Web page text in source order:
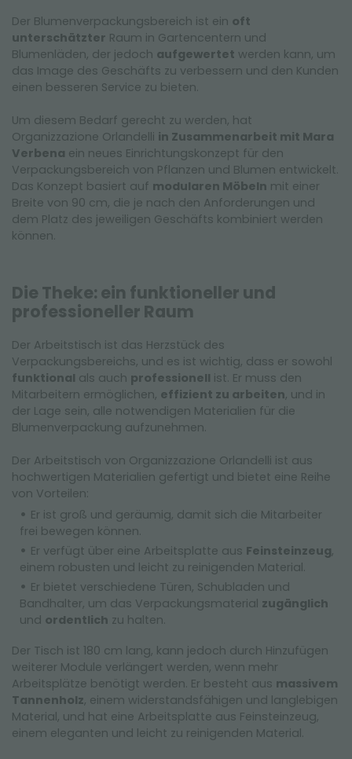
Der Blumenverpackungsbereich ist ein oft
unterschätzter Raum in Gartencentern und
Blumenläden, der jedoch aufgewertet werden kann, um
das Image des Geschäfts zu verbessern und den Kunden
einen besseren Service zu bieten.
Um diesem Bedarf gerecht zu werden, hat
Organizzazione Orlandelli in Zusammenarbeit mit Mara
Verbena ein neues Einrichtungskonzept für den
Verpackungsbereich von Pflanzen und Blumen entwickelt.
Das Konzept basiert auf modularen Möbeln mit einer
Breite von 90 cm, die je nach den Anforderungen und
dem Platz des jeweiligen Geschäfts kombiniert werden
können.
Die Theke: ein funktioneller und
professioneller Raum
Der Arbeitstisch ist das Herzstück des
Verpackungsbereichs, und es ist wichtig, dass er sowohl
funktional als auch professionell ist. Er muss den
Mitarbeitern ermöglichen, effizient zu arbeiten, und in
der Lage sein, alle notwendigen Materialien für die
Blumenverpackung aufzunehmen.
Der Arbeitstisch von Organizzazione Orlandelli ist aus
hochwertigen Materialien gefertigt und bietet eine Reihe
von Vorteilen:
Er ist groß und geräumig, damit sich die Mitarbeiter
frei bewegen können.
Er verfügt über eine Arbeitsplatte aus Feinsteinzeug,
einem robusten und leicht zu reinigenden Material.
Er bietet verschiedene Türen, Schubladen und
Bandhalter, um das Verpackungsmaterial zugänglich
und ordentlich zu halten.
Der Tisch ist 180 cm lang, kann jedoch durch Hinzufügen
weiterer Module verlängert werden, wenn mehr
Arbeitsplätze benötigt werden. Er besteht aus massivem
Tannenholz, einem widerstandsfähigen und langlebigen
Material, und hat eine Arbeitsplatte aus Feinsteinzeug,
einem eleganten und leicht zu reinigenden Material.